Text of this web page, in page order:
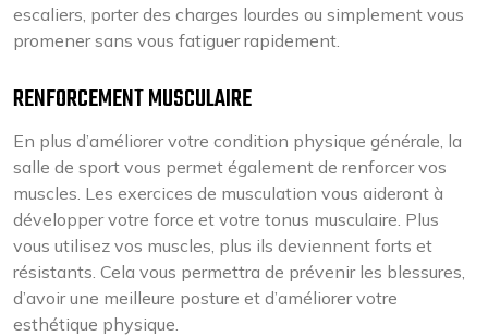
escaliers, porter des charges lourdes ou simplement vous
promener sans vous fatiguer rapidement.
RENFORCEMENT MUSCULAIRE
En plus d’améliorer votre condition physique générale, la
salle de sport vous permet également de renforcer vos
muscles. Les exercices de musculation vous aideront à
développer votre force et votre tonus musculaire. Plus
vous utilisez vos muscles, plus ils deviennent forts et
résistants. Cela vous permettra de prévenir les blessures,
d’avoir une meilleure posture et d’améliorer votre
esthétique physique.